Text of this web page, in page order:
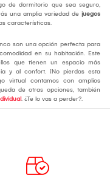
de dormitorio que sea seguro,
una amplia variedad de juegos
características.
son una opción perfecta para
en su habitación. Este
que tienen un espacio más
y al confort. ¡No pierdas esta
virtual contamos con amplios
de otras opciones, también
. ¿Te lo vas a perder?.